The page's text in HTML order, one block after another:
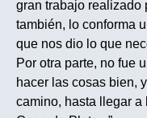
gran trabajo realizado
también, lo conforma
que nos dio lo que
Por otra parte, no fue
hacer las cosas bien,
camino, hasta llegar a